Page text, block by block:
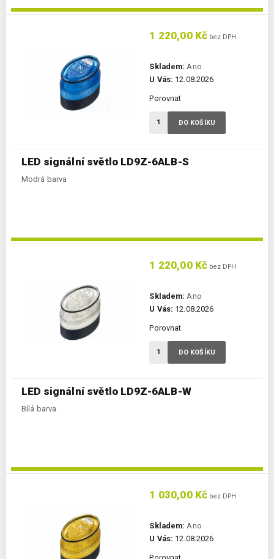
LED signální světlo LD9Z-6ALB-S
Modrá barva
1 220,00 Kč bez DPH
Skladem: Ano
U Vás: 12.08.2026
Porovnat
DO KOŠÍKU
LED signální světlo LD9Z-6ALB-W
Bílá barva
1 220,00 Kč bez DPH
Skladem: Ano
U Vás: 12.08.2026
Porovnat
DO KOŠÍKU
1 030,00 Kč bez DPH
Skladem: Ano
U Vás: 12.08.2026